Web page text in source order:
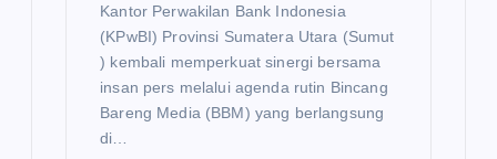
Kantor Perwakilan Bank Indonesia
(KPwBI) Provinsi Sumatera Utara (Sumut
) kembali memperkuat sinergi bersama
insan pers melalui agenda rutin Bincang
Bareng Media (BBM) yang berlangsung
di…